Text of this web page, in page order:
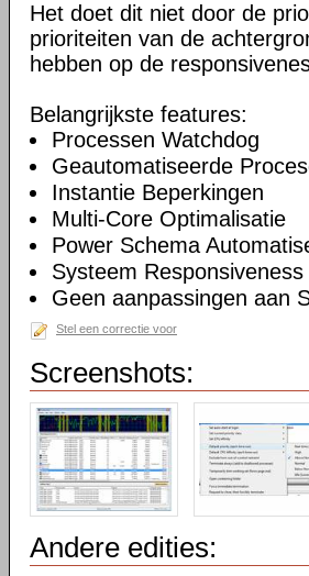
Het doet dit niet door de
prioriteiten van de
hebben op de
Belangrijkste features:
Processen Watchdog
Geautomatiseerde
Instantie Beperkingen
Multi-Core Optimalisatie
Power Schema
Systeem
Geen aanpassingen aan
Stel een correctie voor
Screenshots:
Andere edities: